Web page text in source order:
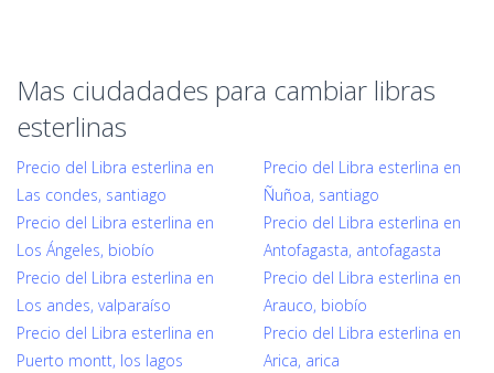
Mas ciudadades para cambiar libras
esterlinas
Precio del Libra esterlina en
Las condes, santiago
Precio del Libra esterlina en
Los Ángeles, biobío
Precio del Libra esterlina en
Los andes, valparaíso
Precio del Libra esterlina en
Puerto montt, los lagos
Precio del Libra esterlina en
Ñuñoa, santiago
Precio del Libra esterlina en
Antofagasta, antofagasta
Precio del Libra esterlina en
Arauco, biobío
Precio del Libra esterlina en
Arica, arica